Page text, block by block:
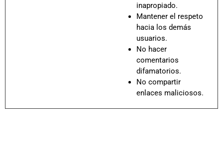
inapropiado.
Mantener el respeto
hacia los demás
usuarios.
No hacer
comentarios
difamatorios.
No compartir
enlaces maliciosos.